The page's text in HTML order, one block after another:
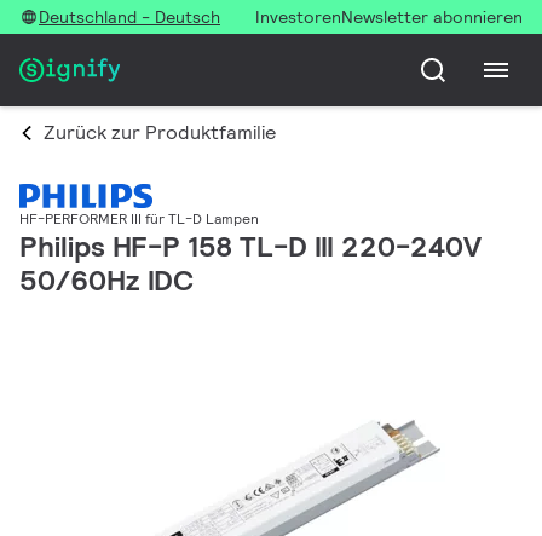
Deutschland - Deutsch InvestorenNewsletter abonnieren
Zurück zur Produktfamilie
HF-PERFORMER III für TL-D Lampen
Philips HF-P 158 TL-D III 220-240V
50/60Hz IDC